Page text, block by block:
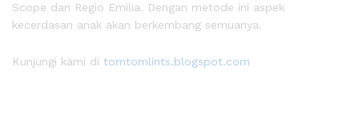
Scope dan Regio Emilia. Dengan metode ini aspek
kecerdasan anak akan berkembang semuanya.
Kunjungi kami di tomtomlints.blogspot.com